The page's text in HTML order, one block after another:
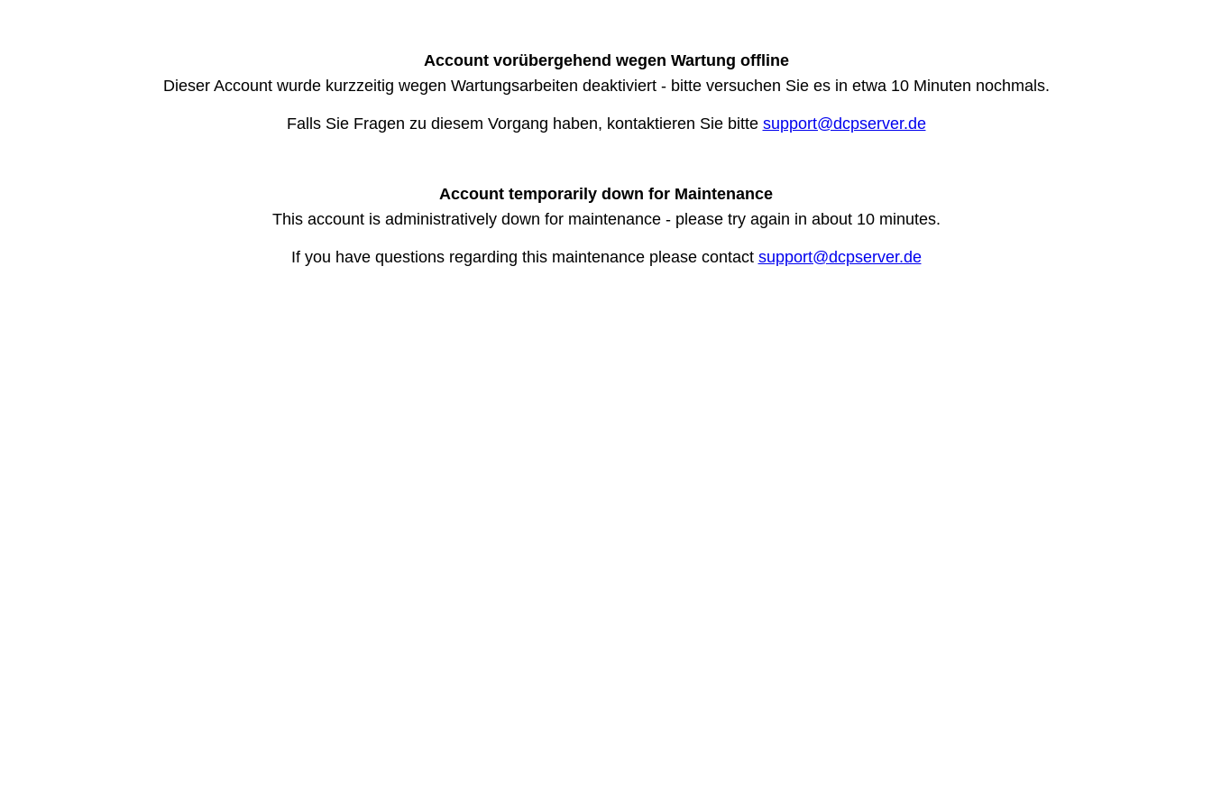
Account vorübergehend wegen Wartung offline
Dieser Account wurde kurzzeitig wegen Wartungsarbeiten deaktiviert - bitte versuchen Sie es in etwa 10 Minuten nochmals.
Falls Sie Fragen zu diesem Vorgang haben, kontaktieren Sie bitte support@dcpserver.de
Account temporarily down for Maintenance
This account is administratively down for maintenance - please try again in about 10 minutes.
If you have questions regarding this maintenance please contact support@dcpserver.de